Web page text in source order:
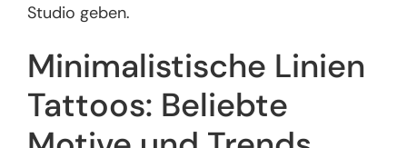
Studio geben.
Minimalistische Linien
Tattoos: Beliebte